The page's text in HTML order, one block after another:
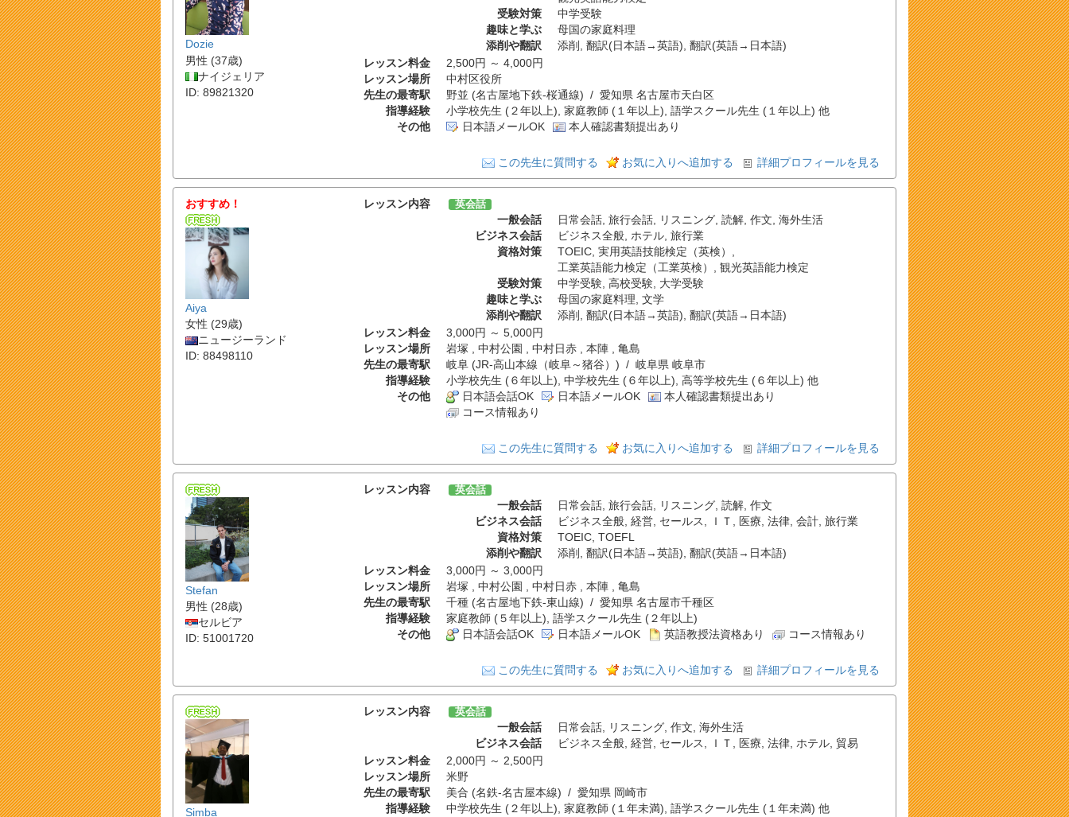
Dozie
男性 (37歳)
ナイジェリア
ID: 89821320
受験対策
中学受験
趣味と学ぶ
母国の家庭料理
添削や翻訳
添削 翻訳(日本語→英語) 翻訳(英語→日本語)
レッスン料金
2,500円 ～ 4,000円
レッスン場所
中村区役所
先生の最寄駅
野並 (名古屋地下鉄-桜通線) / 愛知県 名古屋市天白区
指導経験
小学校先生 (２年以上), 家庭教師 (１年以上), 語学スクール先生 (１年以上) 他
その他
日本語メールOK 本人確認書類提出あり
この先生に質問する お気に入りへ追加する 詳細プロフィールを見る
おすすめ！
Aiya
女性 (29歳)
ニュージーランド
ID: 88498110
レッスン内容 英会話
一般会話 日常会話, 旅行会話, リスニング, 読解, 作文 海外生活
ビジネス会話
ビジネス全般, ホテル, 旅行業
資格対策
TOEIC, 実用英語技能検定（英検）
工業英語能力検定（工業英検）
観光英語能力検定
受験対策
中学受験, 高校受験, 大学受験
趣味と学ぶ
母国の家庭料理 文学
添削や翻訳
添削 翻訳(日本語→英語) 翻訳(英語→日本語)
レッスン料金
3,000円 ～ 5,000円
レッスン場所
岩塚 , 中村公園 , 中村日赤 , 本陣 , 亀島
先生の最寄駅
岐阜 (JR-高山本線（岐阜～猪谷）) / 岐阜県 岐阜市
指導経験
小学校先生 (６年以上), 中学校先生 (６年以上), 高等学校先生 (６年以上) 他
その他
日本語会話OK 日本語メールOK
本人確認書類提出あり
コース情報あり
この先生に質問する お気に入りへ追加する 詳細プロフィールを見る
Stefan
男性 (28歳)
セルビア
ID: 51001720
レッスン内容 英会話
一般会話 日常会話, 旅行会話, リスニング, 読解, 作文
ビジネス会話
ビジネス全般, 経営, セールス ＩＴ 医療 法律, 会計, 旅行業
資格対策
TOEIC, TOEFL
添削や翻訳
添削 翻訳(日本語→英語) 翻訳(英語→日本語)
レッスン料金
3,000円 ～ 3,000円
レッスン場所
岩塚 , 中村公園 , 中村日赤 , 本陣 , 亀島
先生の最寄駅
千種 (名古屋地下鉄-東山線) / 愛知県 名古屋市千種区
指導経験
家庭教師 (５年以上), 語学スクール先生 (２年以上)
その他
日本語会話OK 日本語メールOK 英語教授法資格あり コース情報あり
この先生に質問する お気に入りへ追加する 詳細プロフィールを見る
Simba
レッスン内容 英会話
一般会話 日常会話, リスニング, 作文 海外生活
ビジネス会話
ビジネス全般, 経営, セールス ＩＴ 医療 法律, ホテル, 貿易
レッスン料金
2,000円 ～ 2,500円
レッスン場所
米野
先生の最寄駅
美合 (名鉄-名古屋本線) / 愛知県 岡崎市
指導経験
中学校先生 (２年以上), 家庭教師 (１年未満), 語学スクール先生 (１年未満) 他